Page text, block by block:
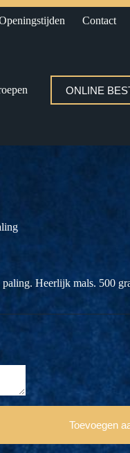
Contact
ONLINE
Heerlijk mals. 500
Toevoegen